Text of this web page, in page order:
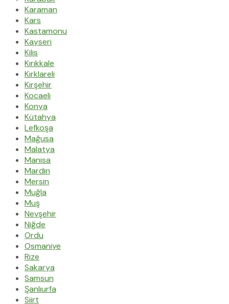
Karaman
Kars
Kastamonu
Kayseri
Kilis
Kırıkkale
Kırklareli
Kırşehir
Kocaeli
Konya
Kütahya
Lefkoşa
Mağusa
Malatya
Manisa
Mardin
Mersin
Muğla
Muş
Nevşehir
Niğde
Ordu
Osmaniye
Rize
Sakarya
Samsun
Şanlıurfa
Siirt